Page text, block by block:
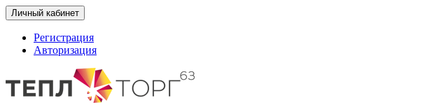
Личный кабинет
Регистрация
Авторизация